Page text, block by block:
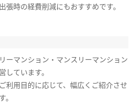
張時の経費削減にもおすすめです。
ーマンション・マンスリーマンション
しています。
利用目的に応じて、幅広くご紹介させ
。